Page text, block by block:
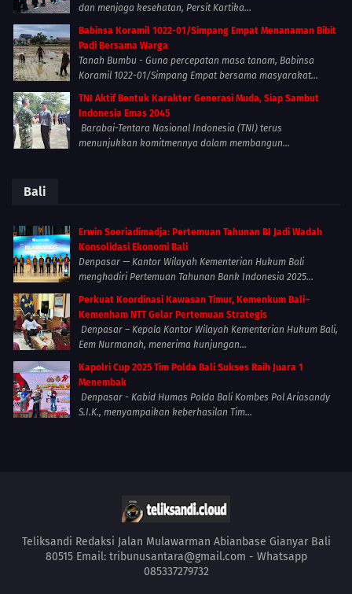
dan menjaga kesehatan, Persit Kartika...
Babinsa Koramil 1022-01/Simpang Empat Menanaman Bibit
Padi Bersama Warga
Tanah Bumbu - Guna percepatan masa tanam, Babinsa
Koramil 1022-01/Simpang Empat bersama masyarakat...
TNI Aktif Bentuk Karakter Generasi Muda, Siap Sambut
Indonesia Emas 2045
Barabai-Tentara Nasional Indonesia (TNI) terus
menunjukkan komitmennya dalam membangun...
Bali
Erwin Soeriadimadja: Pertemuan Tahunan BI Jadi Wadah
Konsolidasi Ekonomi Bali
Denpasar — Kantor Wilayah Kementerian Hukum Bali
menghadiri Pertemuan Tahunan Bank Indonesia 2025...
Perkuat Koordinasi Kawasan Timur, Kemenkum Bali–
Kemenham NTT Gelar Pertemuan Strategis
Denpasar – Kepala Kantor Wilayah Kementerian Hukum Bali,
Eem Nurmanah, menerima kunjungan...
Kapolri Cup 2025 Tim Polda Bali Sukses Raih Juara 1
Menembak
Denpasar - Kabid Humas Polda Bali Kombes Pol Ariasandy
S.I.K., menyampaikan keberhasilan Tim...
Teliksandi Redaksi Jalan Mulawarman Abianbase Gianyar Bali
80515 Email: tribunusantara@gmail.com - Whatsapp
085337279732